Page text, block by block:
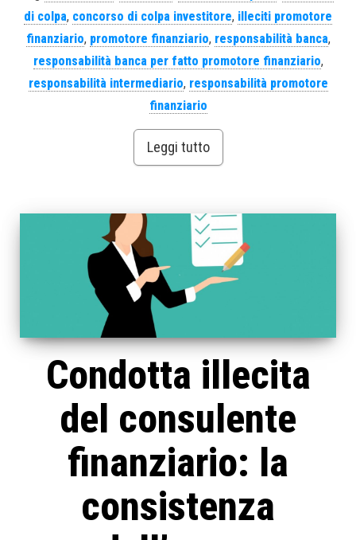
di colpa, concorso di colpa investitore, illeciti promotore
finanziario, promotore finanziario, responsabilità banca,
responsabilità banca per fatto promotore finanziario,
responsabilità intermediario, responsabilità promotore
finanziario
Leggi tutto
Condotta illecita
del consulente
finanziario: la
consistenza